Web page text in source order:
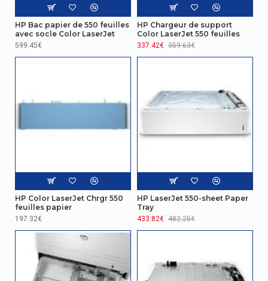
HP Bac papier de 550 feuilles
avec socle Color LaserJet
599.45€
HP Chargeur de support
Color LaserJet 550 feuilles
337.42€ 359.63€
HP Color LaserJet Chrgr 550
feuilles papier
197.32€
HP LaserJet 550-sheet Paper
Tray
433.82€ 482.25€